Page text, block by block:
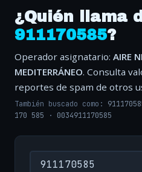
¿Quién llama
911170585?
Operador asignatario: AIRE
MEDITERRÁNEO. Consulta
reportes de spam de otros
También buscado como:
170 585 · 0034911170585